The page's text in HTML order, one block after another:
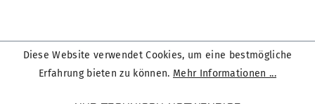
Diese Website verwendet Cookies, um eine bestmögliche
Erfahrung bieten zu können. Mehr Informationen ...